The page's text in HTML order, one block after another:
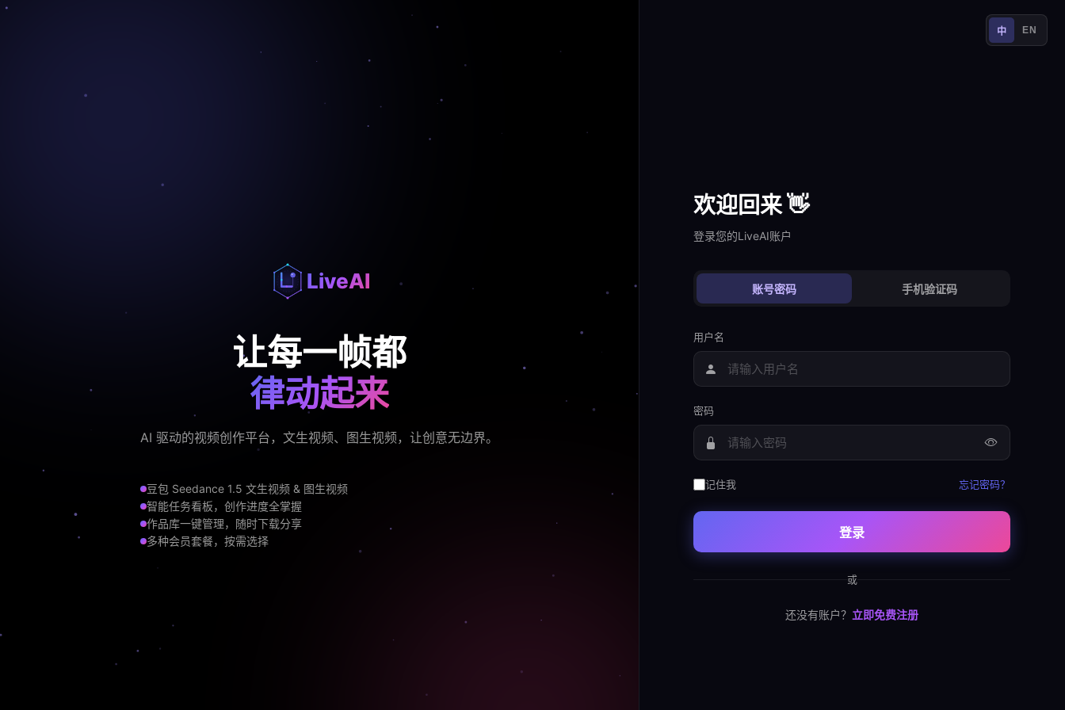
中 EN
LiveAI
让每一帧都
律动起来
AI 驱动的视频创作平台，文生视频、图生视频，让创意无边界。
豆包 Seedance 1.5 文生视频 & 图生视频
智能任务看板，创作进度全掌握
作品库一键管理，随时下载分享
多种会员套餐，按需选择
欢迎回来 👋
登录您的LiveAI账户
账号密码 手机验证码
用户名
密码
记住我 忘记密码？
登录
或
还没有账户？ 立即免费注册